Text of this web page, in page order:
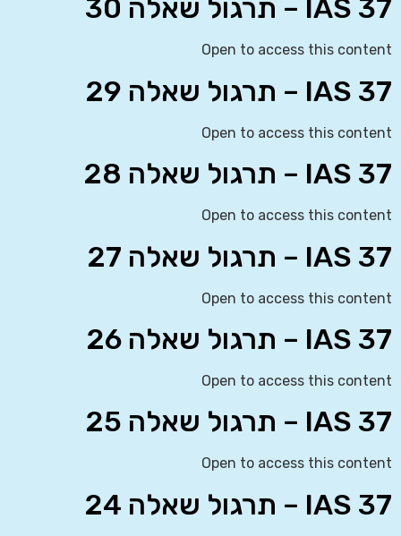
IAS 37 – תרגול שאלה 30
Open to access this content
IAS 37 – תרגול שאלה 29
Open to access this content
IAS 37 – תרגול שאלה 28
Open to access this content
IAS 37 – תרגול שאלה 27
Open to access this content
IAS 37 – תרגול שאלה 26
Open to access this content
IAS 37 – תרגול שאלה 25
Open to access this content
IAS 37 – תרגול שאלה 24